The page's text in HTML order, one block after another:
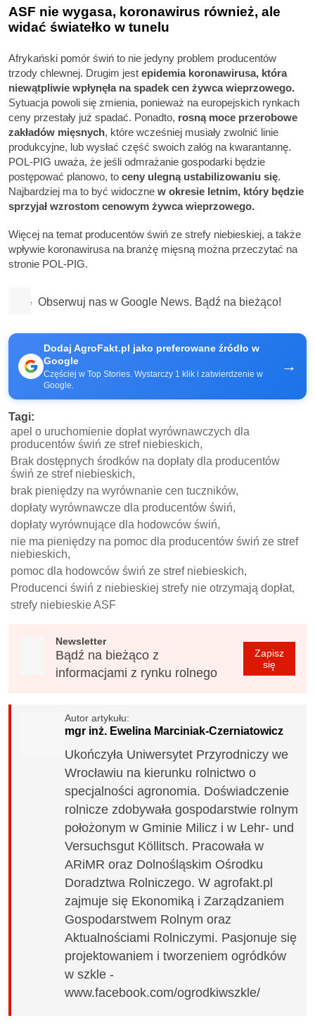
ASF nie wygasa, koronawirus również, ale
widać światełko w tunelu
Afrykański pomór świń to nie jedyny problem producentów
trzody chlewnej. Drugim jest epidemia koronawirusa, która
niewątpliwie wpłynęła na spadek cen żywca wieprzowego.
Sytuacja powoli się zmienia, ponieważ na europejskich rynkach
ceny przestały już spadać. Ponadto, rosną moce przerobowe
zakładów mięsnych, które wcześniej musiały zwolnić linie
produkcyjne, lub wysłać część swoich załóg na kwarantannę.
POL-PIG uważa, że jeśli odmrażanie gospodarki będzie
postępować planowo, to ceny ulegną ustabilizowaniu się.
Najbardziej ma to być widoczne w okresie letnim, który będzie
sprzyjał wzrostom cenowym żywca wieprzowego.
Więcej na temat producentów świń ze strefy niebieskiej, a także
wpływie koronawirusa na branżę mięsną można przeczytać na
stronie POL-PIG.
Obserwuj nas w Google News. Bądź na bieżąco!
Dodaj AgroFakt.pl jako preferowane źródło w
Google
Częściej w Top Stories. Wystarczy 1 klik i zatwierdzenie w
Google.
→
Tagi:
apel o uruchomienie dopłat wyrównawczych dla
producentów świń ze stref niebieskich,
Brak dostępnych środków na dopłaty dla producentów
świń ze stref niebieskich,
brak pieniędzy na wyrównanie cen tuczników,
dopłaty wyrównawcze dla producentów świń,
dopłaty wyrównujące dla hodowców świń,
nie ma pieniędzy na pomoc dla producentów świń ze stref
niebieskich,
pomoc dla hodowców świń ze stref niebieskich,
Producenci świń z niebieskiej strefy nie otrzymają dopłat,
strefy niebieskie ASF
Newsletter
Bądź na bieżąco z
informacjami z rynku rolnego
Zapisz
się
Autor artykułu:
mgr inż. Ewelina Marciniak-Czerniatowicz
Ukończyła Uniwersytet Przyrodniczy we
Wrocławiu na kierunku rolnictwo o
specjalności agronomia. Doświadczenie
rolnicze zdobywała gospodarstwie rolnym
położonym w Gminie Milicz i w Lehr- und
Versuchsgut Köllitsch. Pracowała w
ARiMR oraz Dolnośląskim Ośrodku
Doradztwa Rolniczego. W agrofakt.pl
zajmuje się Ekonomiką i Zarządzaniem
Gospodarstwem Rolnym oraz
Aktualnościami Rolniczymi. Pasjonuje się
projektowaniem i tworzeniem ogródków
w szkle -
www.facebook.com/ogrodkiwszkle/